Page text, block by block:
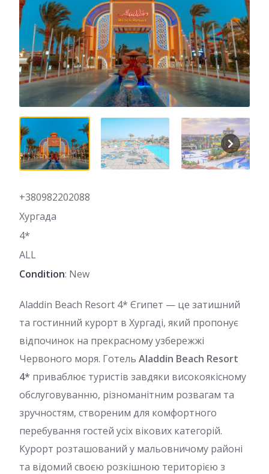
+380982202088
Хургада
4*
ALL
Condition: New
Aladdin Beach Resort 4* Єгипет — це затишний
та гостинний курорт в Хургаді, який пропонує
відпочинок на прекрасному узбережжі
Червоного моря. Готель Aladdin Beach Resort
4* приваблює туристів завдяки високоякісному
обслуговуванню, різноманітним розвагам та
зручностям, створеним для комфортного
перебування гостей усіх вікових категорій.
Курорт розташований у мальовничому районі
та відомий своєю розкішною територією з